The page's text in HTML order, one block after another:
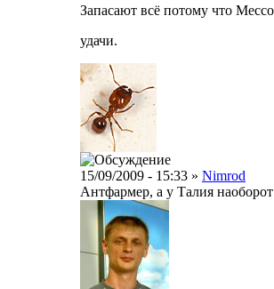
Запасают всё потому что
удачи.
15/09/2009 - 15:33 » Nimrod
Антфармер, а у Талия